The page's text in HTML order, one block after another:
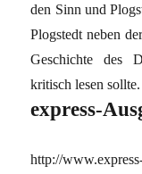
den Sinn und
Plogstedt neben
Geschichte des
kritisch lesen sollte.
express-
http://